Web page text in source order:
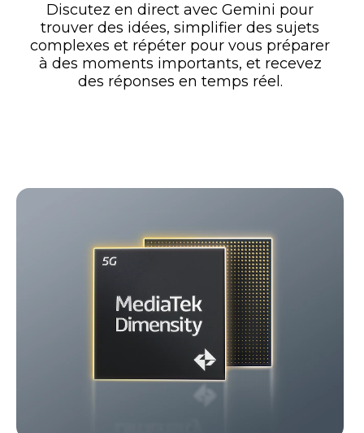
Discutez en direct avec Gemini pour
trouver des idées, simplifier des sujets
complexes et répéter pour vous préparer
à des moments importants, et recevez
des réponses en temps réel.